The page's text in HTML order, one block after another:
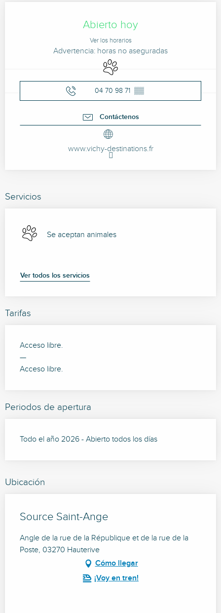
Abierto hoy
Ver los horarios
Advertencia: horas no aseguradas
Se aceptan animales
04 70 98 71 ▒▒
Contáctenos
www.vichy-destinations.fr
Servicios
Se aceptan animales
Ver todos los servicios
Tarifas
Acceso libre.
—
Acceso libre.
Periodos de apertura
Todo el año 2026 - Abierto todos los días
Ubicación
Source Saint-Ange
Angle de la rue de la République et de la rue de la
Poste, 03270 Hauterive
Cómo llegar
¡Voy en tren!